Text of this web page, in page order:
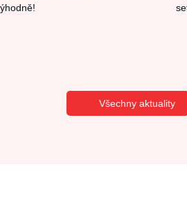
Všechny aktuality